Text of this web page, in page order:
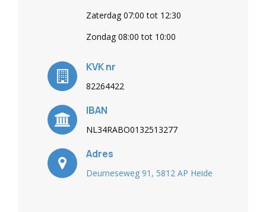
Zaterdag 07:00 tot 12:30
Zondag 08:00 tot 10:00
KVK nr
82264422
IBAN
NL34RABO0132513277
Adres
Deurneseweg 91, 5812 AP Heide